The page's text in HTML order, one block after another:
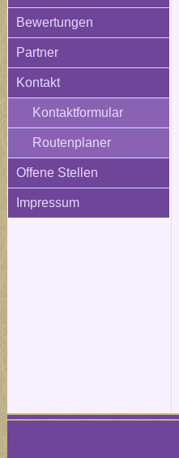
Bewertungen
Partner
Kontakt
Kontaktformular
Routenplaner
Offene Stellen
Impressum